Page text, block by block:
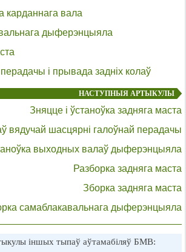
карданнага вала
дыферэнцыяла
і прывада задніх колаў
НАСТУПНЫЯ АРТЫКУЛЫ
Зняцце і ўстаноўка задняга маста
вядучай шасцярні галоўнай перадачы
выходных валаў дыферэнцыяла
Разборка задняга маста
Зборка задняга маста
самаблакавальнага дыферэнцыяла
іншых тыпаў аўтамабіляў БМВ: